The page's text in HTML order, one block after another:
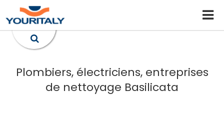
Plombiers, électriciens, entreprises
de nettoyage Basilicata